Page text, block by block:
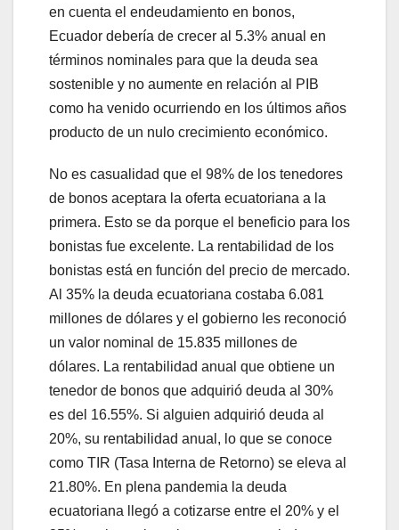
en cuenta el endeudamiento en bonos,
Ecuador debería de crecer al 5.3% anual en
términos nominales para que la deuda sea
sostenible y no aumente en relación al PIB
como ha venido ocurriendo en los últimos años
producto de un nulo crecimiento económico.
No es casualidad que el 98% de los tenedores
de bonos aceptara la oferta ecuatoriana a la
primera. Esto se da porque el beneficio para los
bonistas fue excelente. La rentabilidad de los
bonistas está en función del precio de mercado.
Al 35% la deuda ecuatoriana costaba 6.081
millones de dólares y el gobierno les reconoció
un valor nominal de 15.835 millones de
dólares. La rentabilidad anual que obtiene un
tenedor de bonos que adquirió deuda al 30%
es del 16.55%. Si alguien adquirió deuda al
20%, su rentabilidad anual, lo que se conoce
como TIR (Tasa Interna de Retorno) se eleva al
21.80%. En plena pandemia la deuda
ecuatoriana llegó a cotizarse entre el 20% y el